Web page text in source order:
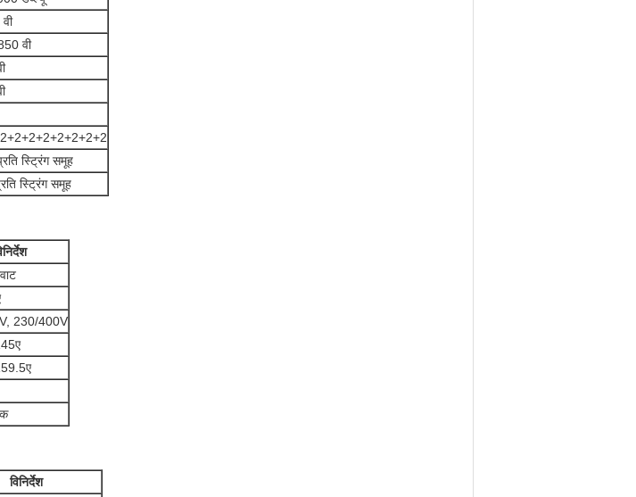
वी
स्ट्रिंग समूह
स्ट्रिंग समूह
230/400V
विनिर्देश